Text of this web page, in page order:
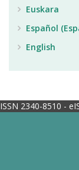
Euskara
Español
English
ISSN 2340-8510 -